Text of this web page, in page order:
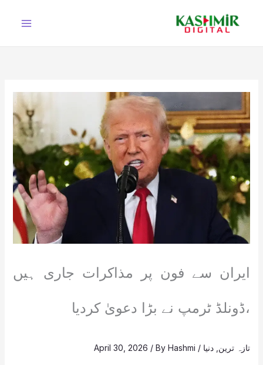
ایران سے فون پر مذاکرات جاری ہیں
،ڈونلڈ ٹرمپ نے بڑا دعویٰ کردیا
تازہ ترین دنیا /
April 30, 2026 / ByHashmi